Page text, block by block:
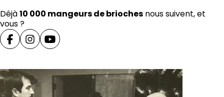
Déjà10 000 mangeurs de brioches nous suivent, et
vous ?